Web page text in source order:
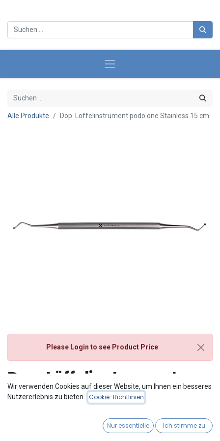
Alle Produkte Dop. Löffelinstrument podo.one Stainless 15 cm
Please Login to see Product Price
Dop. Löffelinstrument
podo.one Stainless 15 cm
Wir verwenden Cookies auf dieser Website, um Ihnen ein besseres
Nutzererlebnis zu bieten.
Cookie-Richtlinien
Nur essentielle Ich stimme zu